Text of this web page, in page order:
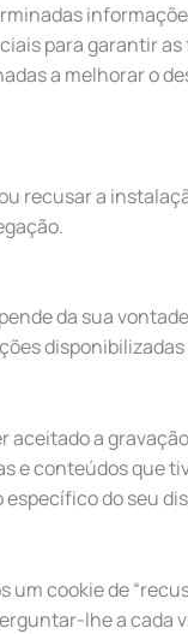
para garantir
a melhorar o
recusar a
da sua
a
e conteúdos que
do seu
cookie de
lhe a cada